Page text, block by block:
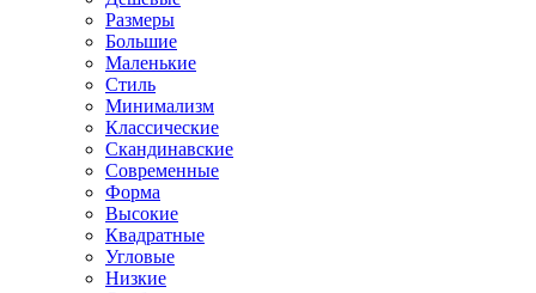
Размеры
Большие
Маленькие
Стиль
Минимализм
Классические
Скандинавские
Современные
Форма
Высокие
Квадратные
Угловые
Низкие